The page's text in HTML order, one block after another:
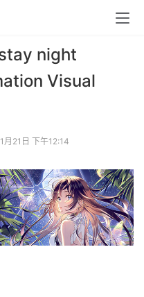
night
Visual
月21日 下午12:14